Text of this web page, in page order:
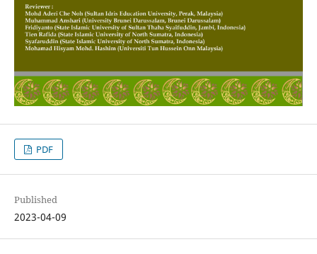
PDF
Published
2023-04-09